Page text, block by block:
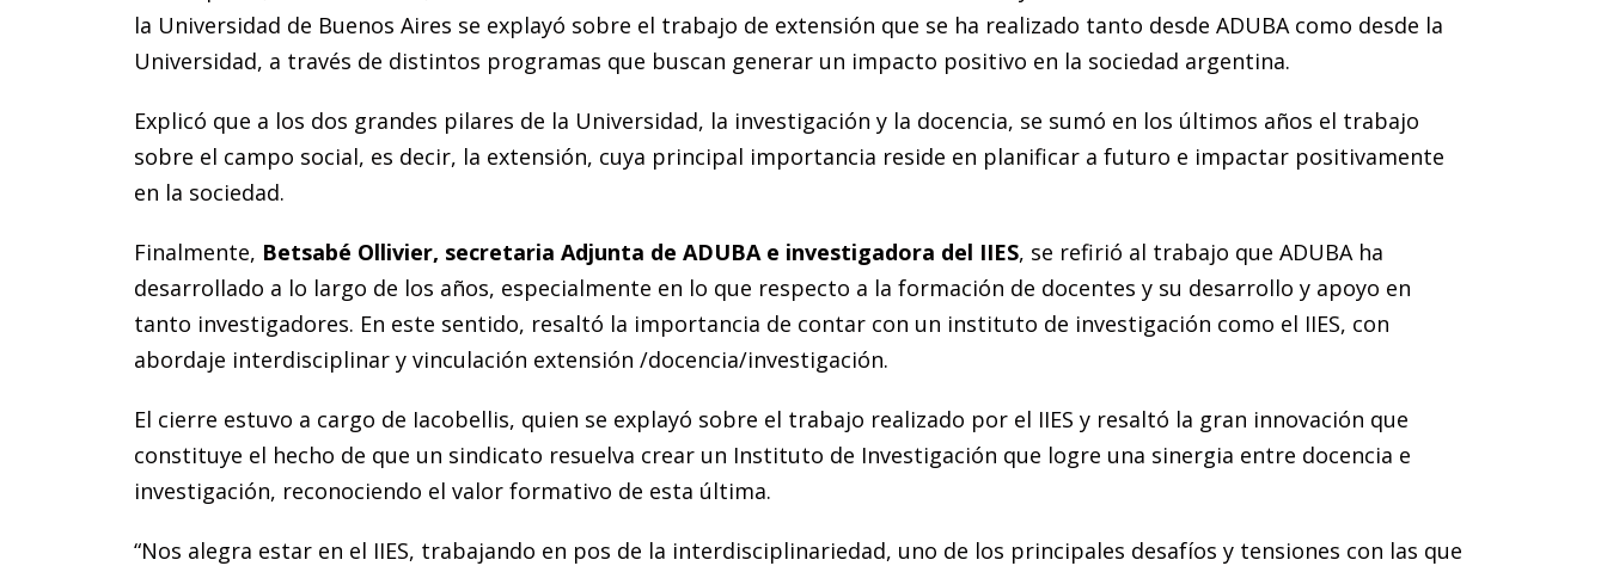
la Universidad de Buenos Aires se explayó sobre el trabajo de extensión que se ha realizado tanto desde ADUBA como desde la
Universidad, a través de distintos programas que buscan generar un impacto positivo en la sociedad argentina.
Explicó que a los dos grandes pilares de la Universidad, la investigación y la docencia, se sumó en los últimos años el trabajo
sobre el campo social, es decir, la extensión, cuya principal importancia reside en planificar a futuro e impactar positivamente
en la sociedad.
Finalmente, Betsabé Ollivier, secretaria Adjunta de ADUBA e investigadora del IIES, se refirió al trabajo que ADUBA ha
desarrollado a lo largo de los años, especialmente en lo que respecto a la formación de docentes y su desarrollo y apoyo en
tanto investigadores. En este sentido, resaltó la importancia de contar con un instituto de investigación como el IIES, con
abordaje interdisciplinar y vinculación extensión /docencia/investigación.
El cierre estuvo a cargo de Iacobellis, quien se explayó sobre el trabajo realizado por el IIES y resaltó la gran innovación que
constituye el hecho de que un sindicato resuelva crear un Instituto de Investigación que logre una sinergia entre docencia e
investigación, reconociendo el valor formativo de esta última.
“Nos alegra estar en el IIES, trabajando en pos de la interdisciplinariedad, uno de los principales desafíos y tensiones con las que